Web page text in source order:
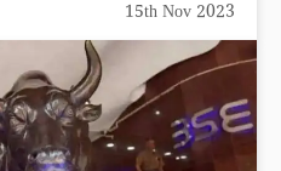
15th Nov 2023